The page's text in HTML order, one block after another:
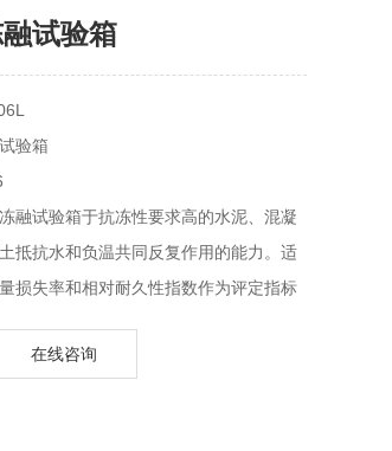
试验箱
验箱
融试验箱于抗冻性要求高的水泥、混凝
抵抗水和负温共同反复作用的能力。适
损失率和相对耐久性指数作为评定指标
在线咨询